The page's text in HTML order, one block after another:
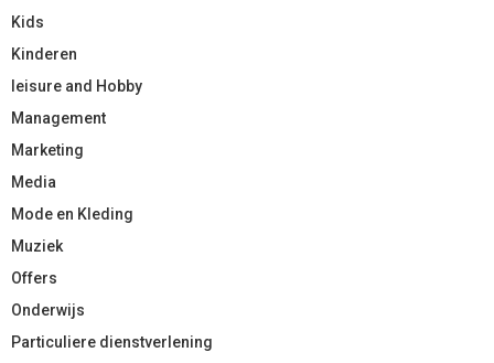
Kids
Kinderen
leisure and Hobby
Management
Marketing
Media
Mode en Kleding
Muziek
Offers
Onderwijs
Particuliere dienstverlening